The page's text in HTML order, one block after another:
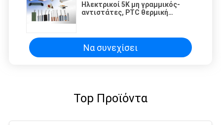
Ηλεκτρικοί 5K μη γραμμικός-
αντιστάτες, PTC θερμική
Να συνεχίσει
Top Προϊόντα